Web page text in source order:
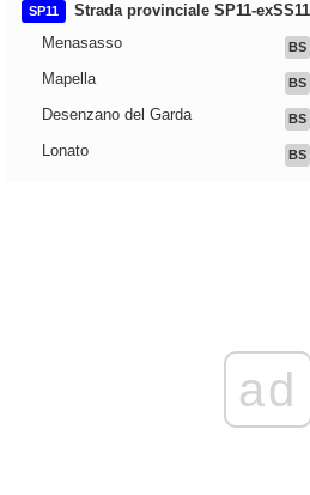
SP11
Strada provinciale SP11-exSS11
Menasasso
BS
Mapella BS
Desenzano del Garda BS
Lonato BS
ad